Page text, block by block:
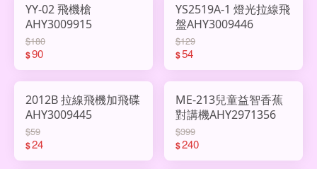
YY-02 飛機槍
AHY3009915
$180
$90
YS2519A-1 燈光拉線飛
盤AHY3009446
$129
$54
2012B 拉線飛機加飛碟
AHY3009445
$59
$24
ME-213兒童益智香蕉
對講機AHY2971356
$399
$240